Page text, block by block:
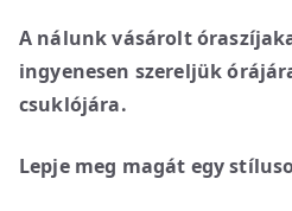
A nálunk vásárolt
ingyenesen szereljük
csuklójára.
Lepje meg magát egy